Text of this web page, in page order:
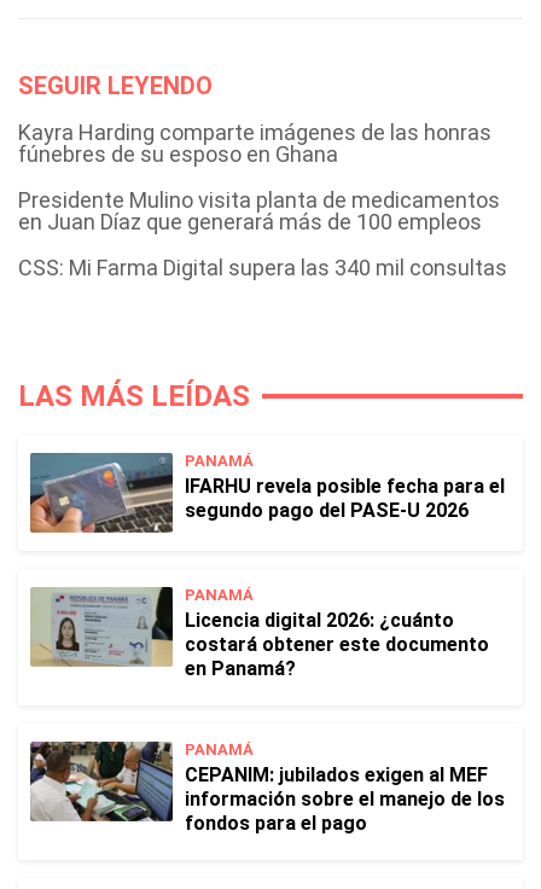
SEGUIR LEYENDO
Kayra Harding comparte imágenes de las honras
fúnebres de su esposo en Ghana
Presidente Mulino visita planta de medicamentos
en Juan Díaz que generará más de 100 empleos
CSS: Mi Farma Digital supera las 340 mil consultas
LAS MÁS LEÍDAS
PANAMÁ
IFARHU revela posible fecha para el
segundo pago del PASE-U 2026
PANAMÁ
Licencia digital 2026: ¿cuánto
costará obtener este documento
en Panamá?
PANAMÁ
CEPANIM: jubilados exigen al MEF
información sobre el manejo de los
fondos para el pago